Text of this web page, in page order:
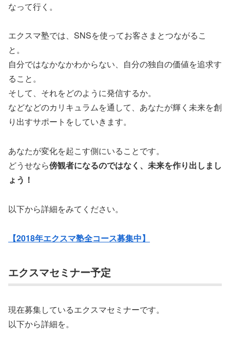
なって行く。
エクスマ塾では、SNSを使ってお客さまとつながるこ
と。
自分ではなかなかわからない、自分の独自の価値を追求す
ること。
そして、それをどのように発信するか。
などなどのカリキュラムを通して、あなたが輝く未来を創
り出すサポートをしていきます。
あなたが変化を起こす側にいることです。
どうせなら傍観者になるのではなく、未来を作り出しまし
ょう！
以下から詳細をみてください。
【2018年エクスマ塾全コース募集中】
エクスマセミナー予定
現在募集しているエクスマセミナーです。
以下から詳細を。